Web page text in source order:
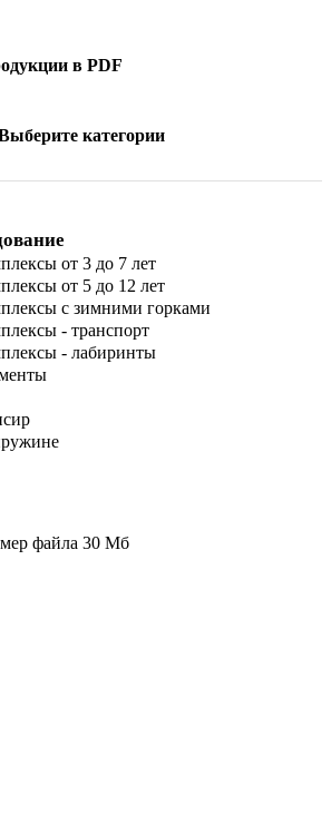
в PDF
категории
от 3 до 7 лет
от 5 до 12 лет
с зимними горками
- транспорт
- лабиринты
и скамьи
и сцены
файла 30 Мб